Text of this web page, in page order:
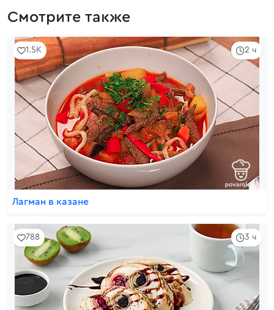
Смотрите также
2 ч
1.5K
Лагман в казане
3 ч
788